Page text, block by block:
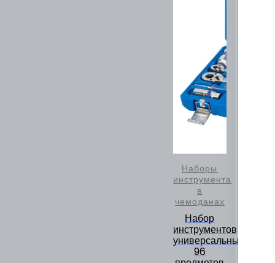
Наборы
инструмента
в
чемоданах
Набор
инструментов
универсальный,
96